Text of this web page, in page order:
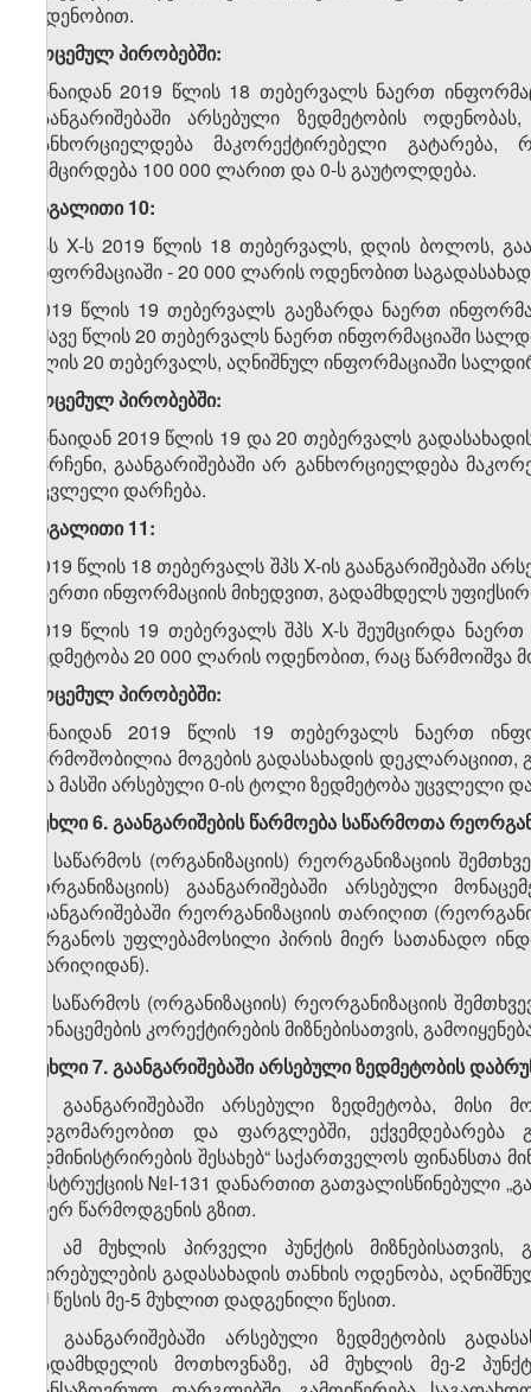
ოდენობით.
მოცემულ პირობებში:
ვინაიდან 2019 წლის 18 თებერვალს ნაერთ
გაანგარიშებაში არსებული ზედმეტობის
განხორციელდება მაკორექტირებელი
შემცირდება 100 000 ლარით და 0-ს გაუტოლდება.
მაგალითი 10:
შპს X-ს 2019 წლის 18 თებერვალს, დღის ბოლოს,
ინფორმაციაში - 20 000 ლარის ოდენობით
2019 წლის 19 თებერვალს გაეზარდა ნაერთ
ამავე წლის 20 თებერვალს ნაერთ ინფორმაციაში
წლის 20 თებერვალს, აღნიშნულ ინფორმაციაში
მოცემულ პირობებში:
ვინაიდან 2019 წლის 19 და 20 თებერვალს
ნარჩენი, გაანგარიშებაში არ განხორციელდება
უცვლელი დარჩება.
მაგალითი 11:
2019 წლის 18 თებერვალს შპს X-ის გაანგარიშებაში
ნაერთი ინფორმაციის მიხედვით, გადამხდელს
2019 წლის 19 თებერვალს შპს X-ს შეუმცირდა
ზედმეტობა 20 000 ლარის ოდენობით, რაც წარმოიშვა
მოცემულ პირობებში:
ვინაიდან 2019 წლის 19 თებერვალს ნაერთ
წარმოშობილია მოგების გადასახადის
და მასში არსებული 0-ის ტოლი ზედმეტობა უცვლელი
მუხლი 6. გაანგარიშების წარმოება საწარმოთა
1. საწარმოს (ორგანიზაციის) რეორგანიზაციის
(ორგანიზაციის) გაანგარიშებაში არსებული
გაანგარიშებაში რეორგანიზაციის თარიღით
ორგანოს უფლებამოსილი პირის მიერ სათანადო
თარიღიდან).
2. საწარმოს (ორგანიზაციის) რეორგანიზაციის
მონაცემების კორექტირების მიზნებისათვის,
მუხლი 7. გაანგარიშებაში არსებული ზედმეტობის
1. გაანგარიშებაში არსებული ზედმეტობა, მისი
მდგომარეობით და ფარგლებში, ექვემდებარება
ადმინისტრირების შესახებ“ საქართველოს ფინანსთა
ინსტრუქციის №I-131 დანართით გათვალისწინებული
მიერ წარმოდგენის გზით.
2. ამ მუხლის პირველი პუნქტის მიზნებისათვის,
ღირებულების გადასახადის თანხის ოდენობა,
ამ წესის მე-5 მუხლით დადგენილი წესით.
3. გაანგარიშებაში არსებული ზედმეტობის
გადამხდელის მოთხოვნაზე, ამ მუხლის მე-2